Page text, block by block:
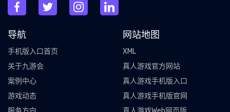
导航
手机版入口首页
关于九游会
案例中心
游戏动态
网站地图
XML
真人游戏官方网站
真人游戏手机版入口
真人游戏手机版官网